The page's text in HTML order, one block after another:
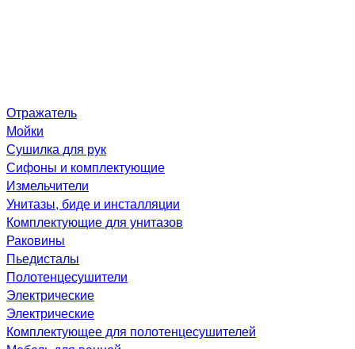
Отражатель
Мойки
Сушилка для рук
Сифоны и комплектующие
Измельчители
Унитазы, биде и инсталляции
Комплектующие для унитазов
Раковины
Пьедисталы
Полотенцесушители
Электрические
Электрические
Комплектующее для полотенцесушителей